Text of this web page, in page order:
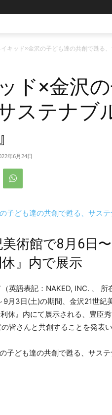
イキッド×金沢の子ども達の共創で甦る
ド×金沢
ステナブ
年6月24日
術館で8月6日
』内で展示
英語表記：NAKED, INC. 、 所
月3日(土)の期間、金沢21世紀
利休』内にて展示される、豊臣
皆さんと共創することを発表い